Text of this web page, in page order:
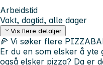
Arbeidstid
Vakt, dagtid, alle dager
Vis flere detaljer
🍕 Vi søker flere
Er du en som elsker å yte
også elsker pizza? Da er